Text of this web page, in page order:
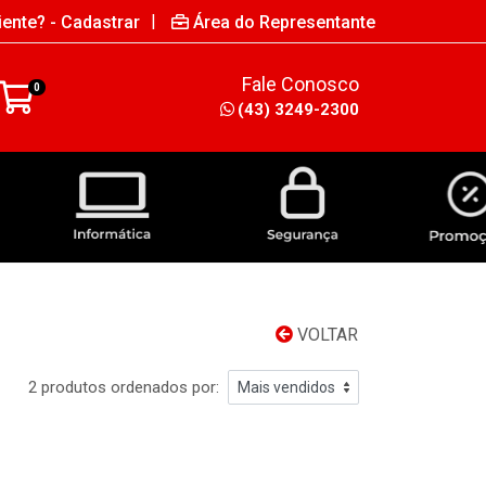
- Cadastrar | Área do Representante
0 Fale Conosco
(43) 3249-2300
VOLTAR
2 produtos ordenados por: